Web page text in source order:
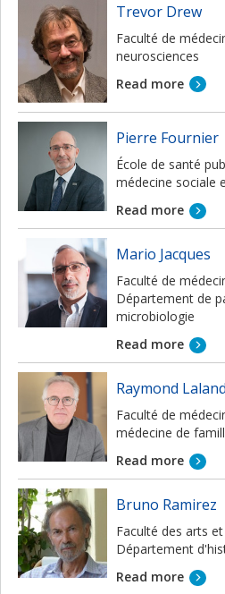
Trevor Drew
Faculté de
neurosciences
Read more
Pierre Fournier
École de santé
médecine sociale
Read more
Mario Jacques
Faculté de
Département de
microbiologie
Read more
Raymond
Faculté de
médecine de
Read more
Bruno Ramirez
Faculté des arts
Département
Read more